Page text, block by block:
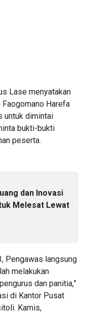
Lase menyatakan
Harefa
untuk dimintai
bukti-bukti
peserta.
dan Inovasi
Melesat Lewat
Pengawas langsung
melakukan
dan panitia,”
di Kantor Pusat
Kamis,